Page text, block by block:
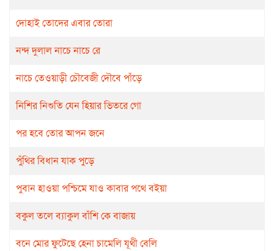
দোহাই তোদের এবার তোরা
নন্দ দুলাল নাচে নাচে রে
নাচে তেওয়াড়ী চৌবেজী দৌবে পাঁড়ে
নিশির নিশুতি যেন হিয়ার ভিতরে গো
পর হবে তোর আপন জনে
পুঁথির বিধান যাক পুড়ে
পুবান হাওয়া পশ্চিমে যাও কাবার পথে বইয়া
বকুল তলে ব্যাকুল বাঁশি কে বাজায়
বনে মোর ফুটেছে হেনা চামেলি যূথী বেলি